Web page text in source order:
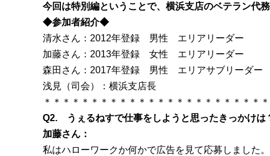
今回は特別編ということで、横浜支店のベテラン代
◆参加者紹介◆
清水さん：2012年登録 男性 エリアリーダー
加藤さん：2013年登録 女性 エリアリーダー
森田さん：2017年登録 男性 エリアサブリーダー
浅見（司会）：横浜支店長
＊＊＊＊＊＊＊＊＊＊＊＊＊＊＊＊＊＊＊＊＊＊＊
Q2. うぇるねすで仕事をしようと思ったきっかけは
加藤さん：
私はハローワークか何かで広告を見て応募しました